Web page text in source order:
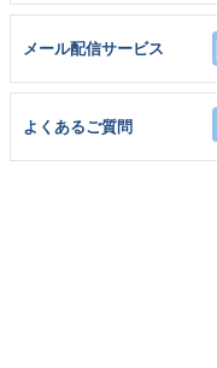
メール配信サービス
よくあるご質問